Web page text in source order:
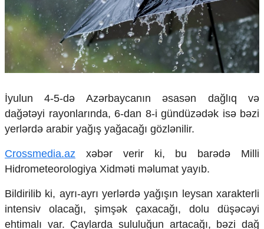
Siyasi
Geosiyasi
İqtisadi
Sosioloji
Araşdırma
Foto
Video
İnfoqrafika
Humanitar
Mədəniyyət
Diaspor
Yüksəliş hekayəsi
İyulun 4-5-də Azərbaycanın əsasən dağlıq və
dağətəyi rayonlarında, 6-dan 8-i gündüzədək isə bəzi
yerlərdə arabir yağış yağacağı gözlənilir.
Crossmedia.az xəbər verir ki, bu barədə Milli
Hidrometeorologiya Xidməti məlumat yayıb.
Bildirilib ki, ayrı-ayrı yerlərdə yağışın leysan xarakterli
intensiv olacağı, şimşək çaxacağı, dolu düşəcəyi
ehtimalı var. Çaylarda sululuğun artacağı, bəzi dağ